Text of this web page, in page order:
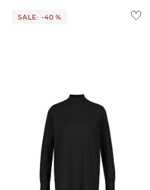
Weitere Details zu
SALE: -40 %